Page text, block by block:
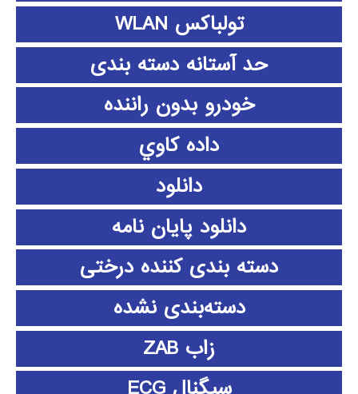
تولباکس WLAN
حد آستانه دسته بندی
خودرو بدون راننده
داده كاوي
دانلود
دانلود پايان نامه
دسته بندی کننده درختی
دسته‌بندی نشده
زاب ZAB